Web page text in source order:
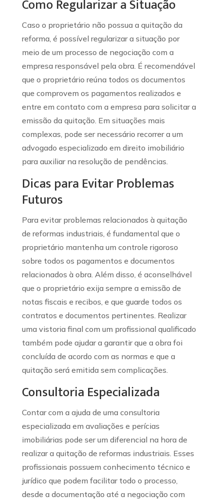
Como Regularizar a Situação
Caso o proprietário não possua a quitação da
reforma, é possível regularizar a situação por
meio de um processo de negociação com a
empresa responsável pela obra. É recomendável
que o proprietário reúna todos os documentos
que comprovem os pagamentos realizados e
entre em contato com a empresa para solicitar a
emissão da quitação. Em situações mais
complexas, pode ser necessário recorrer a um
advogado especializado em direito imobiliário
para auxiliar na resolução de pendências.
Dicas para Evitar Problemas
Futuros
Para evitar problemas relacionados à quitação
de reformas industriais, é fundamental que o
proprietário mantenha um controle rigoroso
sobre todos os pagamentos e documentos
relacionados à obra. Além disso, é aconselhável
que o proprietário exija sempre a emissão de
notas fiscais e recibos, e que guarde todos os
contratos e documentos pertinentes. Realizar
uma vistoria final com um profissional qualificado
também pode ajudar a garantir que a obra foi
concluída de acordo com as normas e que a
quitação será emitida sem complicações.
Consultoria Especializada
Contar com a ajuda de uma consultoria
especializada em avaliações e perícias
imobiliárias pode ser um diferencial na hora de
realizar a quitação de reformas industriais. Esses
profissionais possuem conhecimento técnico e
jurídico que podem facilitar todo o processo,
desde a documentação até a negociação com